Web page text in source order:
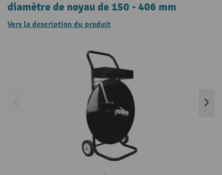
diamètre de noyau de 150 - 406 mm
Vers la description du produit